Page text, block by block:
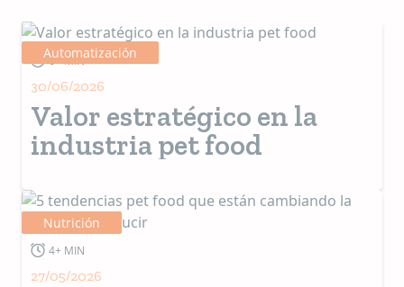
Automatización
6+ MIN
30/06/2026
Valor estratégico en la
industria pet food
Nutrición
4+ MIN
27/05/2026